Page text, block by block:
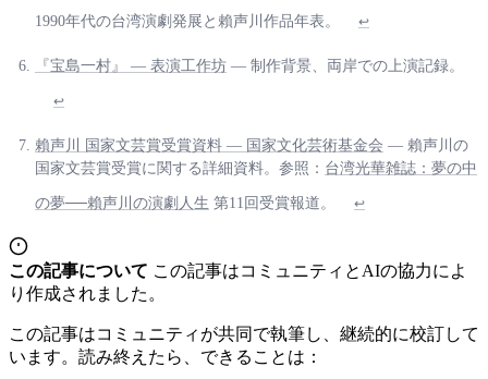
1990年代の台湾演劇発展と賴声川作品年表。 ↩
『宝島一村』 — 表演工作坊 — 制作背景、両岸での上演記録。
↩
賴声川 国家文芸賞受賞資料 — 国家文化芸術基金会 — 賴声川の
国家文芸賞受賞に関する詳細資料。参照： 台湾光華雑誌：夢の中
の夢──賴声川の演劇人生 第11回受賞報道。 ↩
この記事について この記事はコミュニティとAIの協力によ
り作成されました。
この記事はコミュニティが共同で執筆し、継続的に校訂して
います。読み終えたら、できることは：